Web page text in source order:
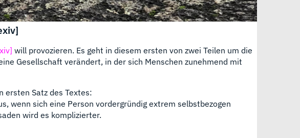
will provozieren. Es geht in diesem ersten von zwei Teilen um die
Gesellschaft verändert, in der sich Menschen zunehmend mit
ersten Satz des Textes:
wenn sich eine Person vordergründig extrem selbstbezogen
wird es komplizierter.